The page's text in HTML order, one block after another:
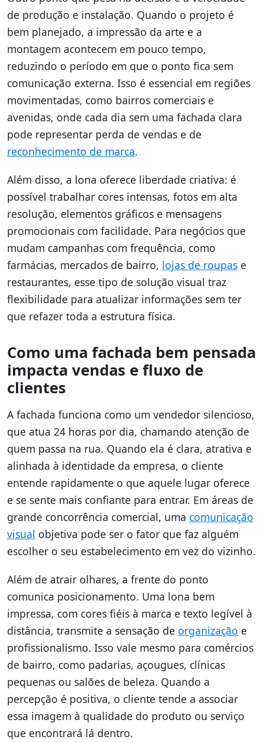
de produção e instalação. Quando o projeto é
bem planejado, a impressão da arte e a
montagem acontecem em pouco tempo,
reduzindo o período em que o ponto fica sem
comunicação externa. Isso é essencial em regiões
movimentadas, como bairros comerciais e
avenidas, onde cada dia sem uma fachada clara
pode representar perda de vendas e de
reconhecimento de marca.
Além disso, a lona oferece liberdade criativa: é
possível trabalhar cores intensas, fotos em alta
resolução, elementos gráficos e mensagens
promocionais com facilidade. Para negócios que
mudam campanhas com frequência, como
farmácias, mercados de bairro, lojas de roupas e
restaurantes, esse tipo de solução visual traz
flexibilidade para atualizar informações sem ter
que refazer toda a estrutura física.
Como uma fachada bem pensada
impacta vendas e fluxo de
clientes
A fachada funciona como um vendedor silencioso,
que atua 24 horas por dia, chamando atenção de
quem passa na rua. Quando ela é clara, atrativa e
alinhada à identidade da empresa, o cliente
entende rapidamente o que aquele lugar oferece
e se sente mais confiante para entrar. Em áreas de
grande concorrência comercial, uma comunicação
visual objetiva pode ser o fator que faz alguém
escolher o seu estabelecimento em vez do vizinho.
Além de atrair olhares, a frente do ponto
comunica posicionamento. Uma lona bem
impressa, com cores fiéis à marca e texto legível à
distância, transmite a sensação de organização e
profissionalismo. Isso vale mesmo para comércios
de bairro, como padarias, açougues, clínicas
pequenas ou salões de beleza. Quando a
percepção é positiva, o cliente tende a associar
essa imagem à qualidade do produto ou serviço
que encontrará lá dentro.